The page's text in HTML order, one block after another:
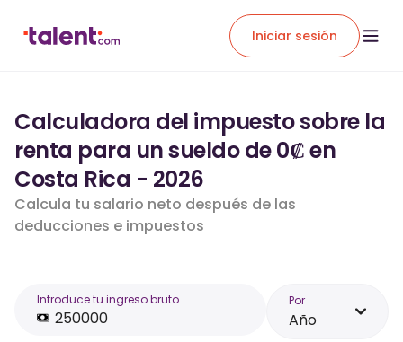
Iniciar sesión
Calculadora del impuesto sobre la
renta para un sueldo de 0₡ en
Costa Rica - 2026
Calcula tu salario neto después de las
deducciones e impuestos
Introduce tu ingreso bruto Por
Año